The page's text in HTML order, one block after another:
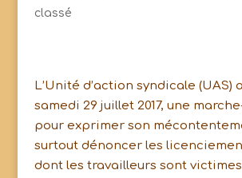
classé
L’Unité d’action syndicale (UAS)
samedi 29 juillet 2017, une
pour exprimer son
surtout dénoncer les
dont les travailleurs sont victimes.